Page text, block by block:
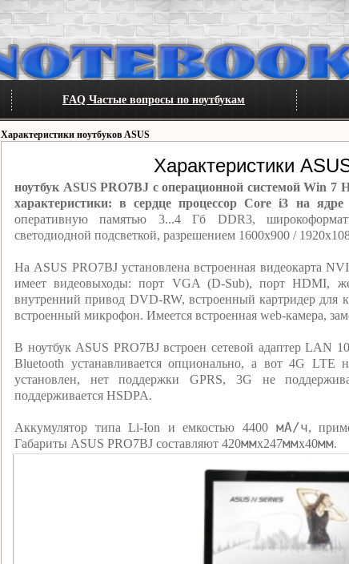
FAQ Частые вопросы по ноутбукам
Характеристики ноутбуков ASUS
Характеристики
ноутбук ASUS PRO7BJ с операционной системой Win 7
характеристики: в сердце процессор Core i3 на
оперативную памятью 3...4 Гб DDR3,
светодиодной подсветкой, разрешением 1600x900 /
На ASUS PRO7BJ установлена встроенная видеокарта
имеет видеовыходы: порт VGA (D-Sub), порт HDMI,
внутренний привод DVD-RW, встроенный картридер для
встроенный микрофон. Имеется встроенная web-камера,
В ноутбук ASUS PRO7BJ встроен сетевой адаптер LAN
Bluetooth устанавливается опционально, а вот 4G LTE
установлен, нет поддержки GPRS, 3G не
поддерживается HSDPA.
Аккумулятор типа Li-Ion и емкостью 4400 мА/ч,
Габариты ASUS PRO7BJ составляют 420ммх247ммх40мм.